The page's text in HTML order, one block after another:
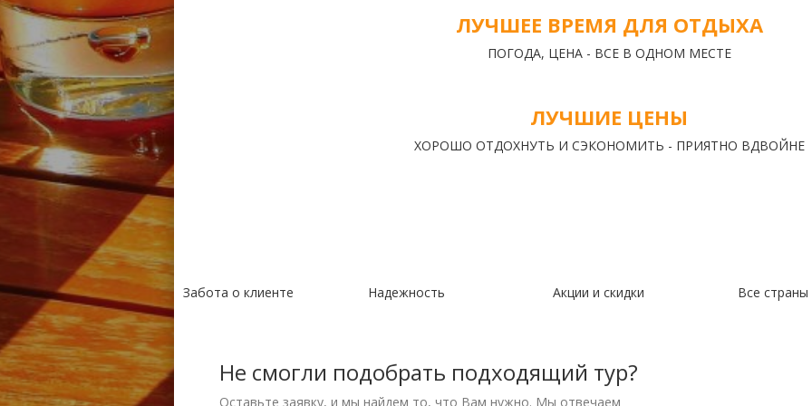
ЛУЧШЕЕ ВРЕМЯ ДЛЯ ОТДЫХА
ПОГОДА, ЦЕНА - ВСЕ В ОДНОМ МЕСТЕ
ЛУЧШИЕ ЦЕНЫ
ХОРОШО ОТДОХНУТЬ И СЭКОНОМИТЬ - ПРИЯТНО ВДВОЙНЕ
Забота о клиенте Надежность Акции и скидки Все
Не смогли подобрать подходящий тур?
Оставьте заявку, и мы найдем то, что Вам нужно. Мы отвечаем